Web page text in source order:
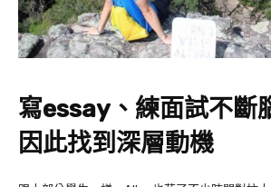
寫essay、練面試不斷
因此找到深層動機